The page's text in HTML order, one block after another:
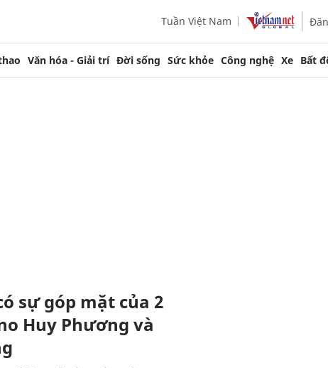
Tuần Việt Nam
Văn hóa - Giải trí Đời sống Sức khỏe Công nghệ Xe Bất
sự góp mặt của 2
Huy Phương và